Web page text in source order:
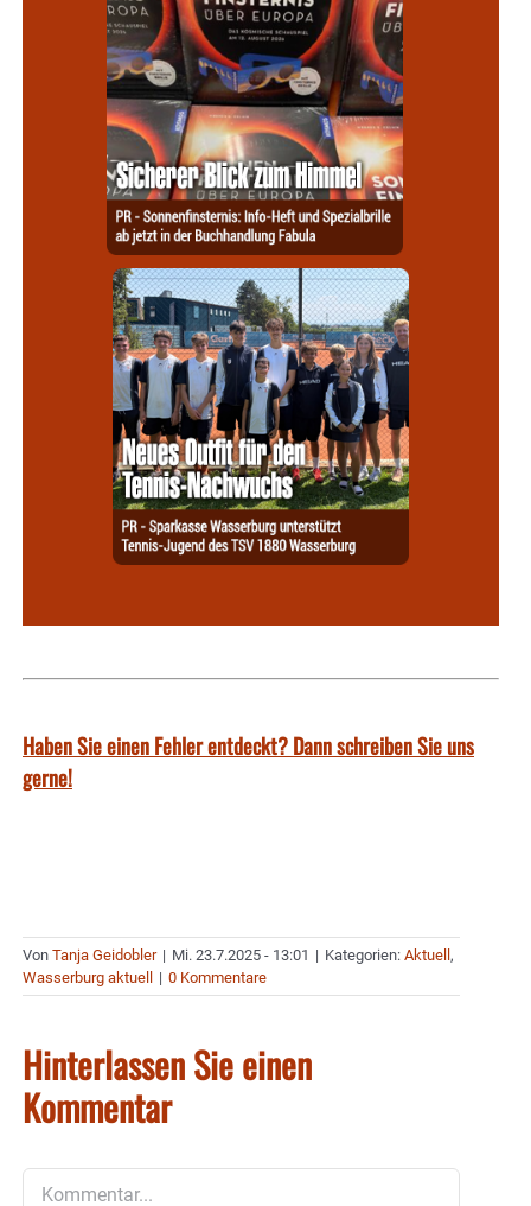
Haben Sie einen Fehler entdeckt? Dann schreiben Sie uns
gerne!
Von Tanja Geidobler | Mi. 23.7.2025 - 13:01 | Kategorien: Aktuell,
Wasserburg aktuell | 0 Kommentare
Hinterlassen Sie einen
Kommentar